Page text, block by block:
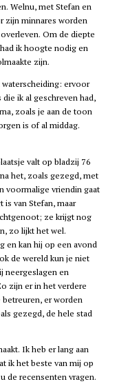
Welnu, met Stefan en
zijn minnares worden
Om de diepte
ik hoogte nodig en
zijn.
ervoor
ik al geschreven had,
zoals je aan de toon
is of al middag.
valt op bladzij 76
het, zoals gezegd, met
voormalige vriendin gaat
van Stefan, maar
ze krijgt nog
zo lijkt het wel.
en kan hij op een avond
de wereld kun je niet
neergeslagen en
zijn er in het verdere
er worden
gezegd, de hele stad
Ik heb er lang aan
ik het beste van mij op
de recensenten vragen.